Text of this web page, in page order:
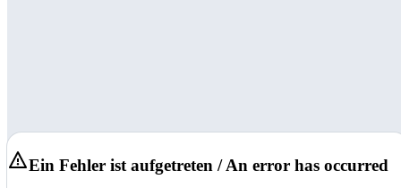
Ein Fehler ist aufgetreten / An error has occurred